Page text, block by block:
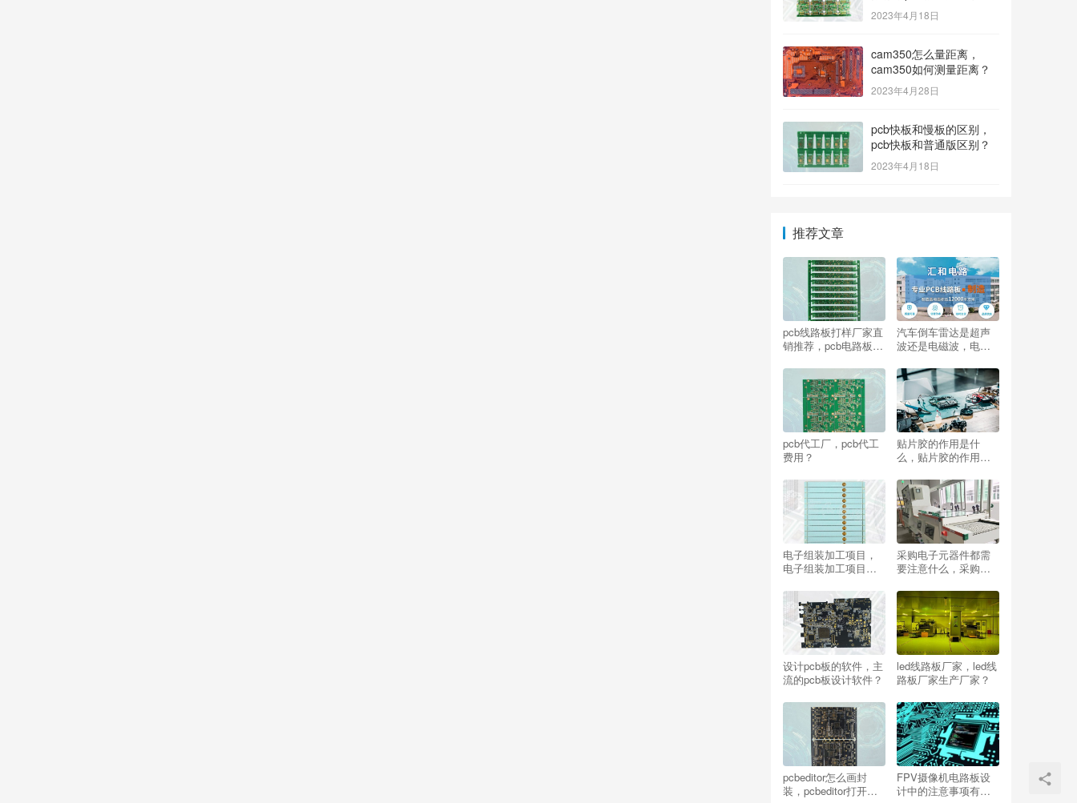
种型号可选？
2023年4月18日
cam350怎么量距离，
cam350如何测量距离？
2023年4月28日
pcb快板和慢板的区别，
pcb快板和普通版区别？
2023年4月18日
推荐文章
pcb线路板打样厂家直
销推荐，pcb电路板打
汽车倒车雷达是超声
波还是电磁波，电磁
pcb代工厂，pcb代工
费用？
贴片胶的作用是什
么，贴片胶的作用是
电子组装加工项目，
电子组装加工项目有
采购电子元器件都需
要注意什么，采购电
什么问题？
设计pcb板的软件，主
流的pcb板设计软件？
led线路板厂家，led线
路板厂家生产厂家？
pcbeditor怎么画封
装，pcbeditor打开怎
FPV摄像机电路板设
计中的注意事项有哪